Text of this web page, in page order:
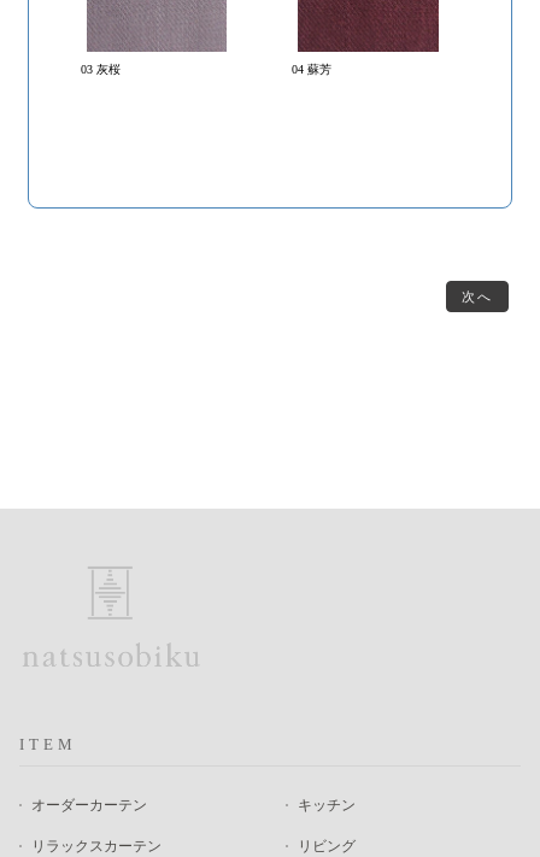
03 灰桜 04 蘇芳
次へ
ITEM
オーダーカーテン
リラックスカーテン
キッチン
リビング